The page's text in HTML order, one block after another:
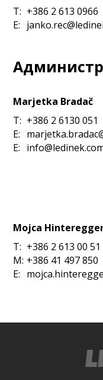
T: +386 2 613 0966
E:
Marjetka Bradač
T: +386 2 6130 051
E:
E:
Mojca
T: +386 2 613 00 51
M: +386 41 497 850
E: